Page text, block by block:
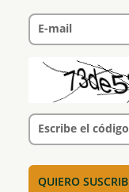
E-mail
Escribe el código